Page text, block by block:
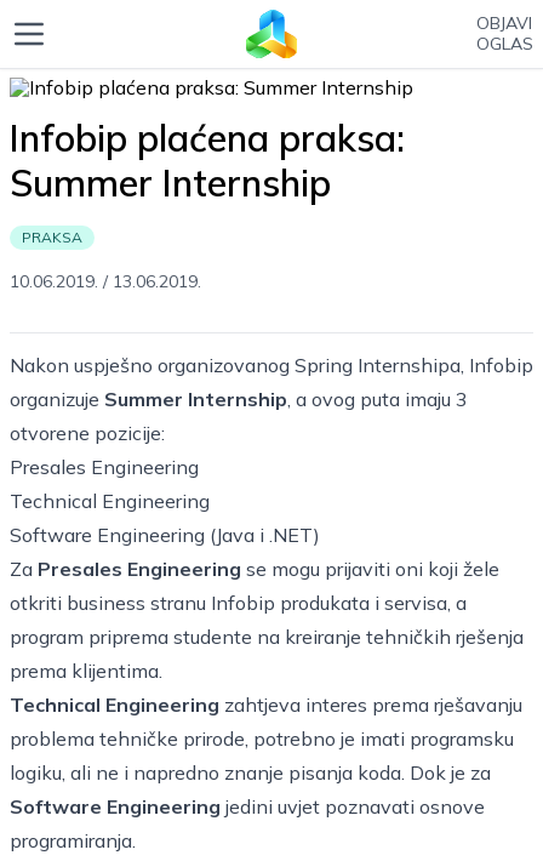
OBJAVI
OGLAS
Infobip plaćena praksa:
Summer Internship
PRAKSA
10.06.2019. / 13.06.2019.
Nakon uspješno organizovanog Spring Internshipa, Infobip
organizuje Summer Internship, a ovog puta imaju 3
otvorene pozicije:
Presales Engineering
Technical Engineering
Software Engineering (Java i .NET)
Za Presales Engineering se mogu prijaviti oni koji žele
otkriti business stranu Infobip produkata i servisa, a
program priprema studente na kreiranje tehničkih rješenja
prema klijentima.
Technical Engineering zahtjeva interes prema rješavanju
problema tehničke prirode, potrebno je imati programsku
logiku, ali ne i napredno znanje pisanja koda. Dok je za
Software Engineering jedini uvjet poznavati osnove
programiranja.